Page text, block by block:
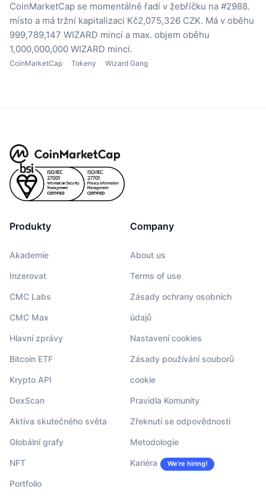
CoinMarketCap se momentálně řadí v žebříčku na #2988.
místo a má tržní kapitalizaci Kč2,075,326 CZK. Má v oběhu
999,789,147 WIZARD mincí a max. objem oběhu
1,000,000,000 WIZARD mincí.
CoinMarketCap Tokeny Wizard Gang
Produkty
Akademie
Inzerovat
CMC Labs
CMC Max
Hlavní zprávy
Bitcoin ETF
Krypto API
DexScan
Aktiva skutečného světa
Globální grafy
NFT
Portfolio
Company
About us
Terms of use
Zásady ochrany osobních
údajů
Nastavení cookies
Zásady používání souborů
cookie
Pravidla Komunity
Zřeknutí se odpovědnosti
Metodologie
Kariéra We’re hiring!